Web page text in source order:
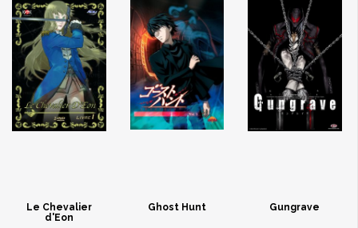
Le Chevalier
d'Eon
Ghost Hunt Gungrave